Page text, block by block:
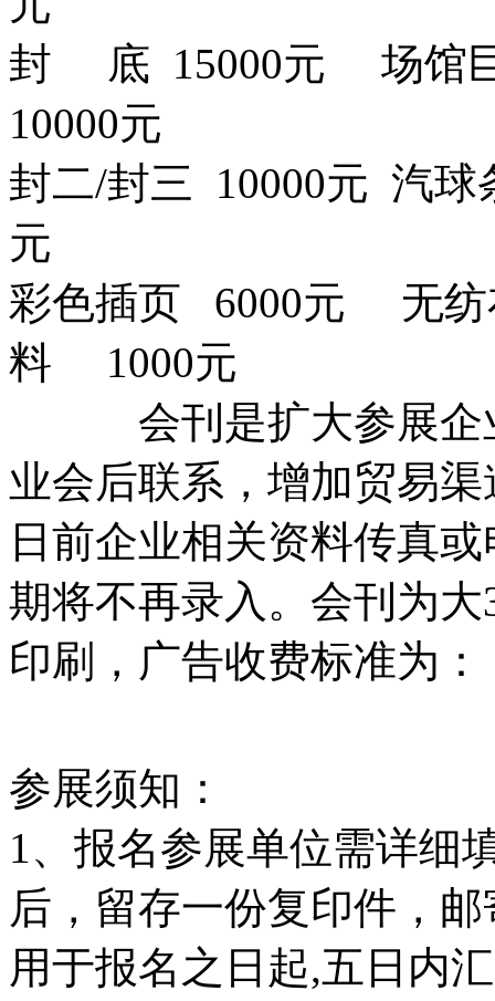
封 底 15000元 场馆
10000元
封二/封三 10000元 汽
元
彩色插页 6000元 无纺
料 1000元
会刊是扩大参展企业
业会后联系，增加贸易
日前企业相关资料传真
期将不再录入。会刊为大
印刷，广告收费标准为：
参展须知：
1、报名参展单位需详细
后，留存一份复印件，
用于报名之日起,五日内